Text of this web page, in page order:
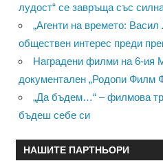
лудост“ се завръща със
„Агенти на времето:
обществен интерес преди
Наградени филми на 6-ия
документален „Родопи Филм
„Да бъдем…“ – филмова
бъдеш себе си
НАШИТЕ ПАРТНЬОРИ